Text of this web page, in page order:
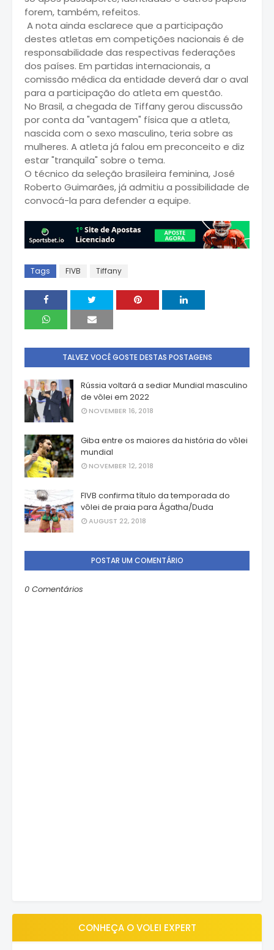
forem, também, refeitos.
A nota ainda esclarece que a participação
destes atletas em competições nacionais é de
responsabilidade das respectivas federações
dos países. Em partidas internacionais, a
comissão médica da entidade deverá dar o aval
para a participação do atleta em questão.
No Brasil, a chegada de Tiffany gerou discussão
por conta da "vantagem" física que a atleta,
nascida com o sexo masculino, teria sobre as
mulheres. A atleta já falou em preconceito e diz
estar "tranquila" sobre o tema.
O técnico da seleção brasileira feminina, José
Roberto Guimarães, já admitiu a possibilidade de
convocá-la para defender a equipe.
Tags FIVB Tiffany
TALVEZ VOCÊ GOSTE DESTAS POSTAGENS
Rússia voltará a sediar Mundial masculino
de vôlei em 2022
NOVEMBER 16, 2018
Giba entre os maiores da história do vôlei
mundial
NOVEMBER 12, 2018
FIVB confirma título da temporada do
vôlei de praia para Ágatha/Duda
AUGUST 22, 2018
POSTAR UM COMENTÁRIO
0 Comentários
CONHEÇA O VOLEI EXPERT